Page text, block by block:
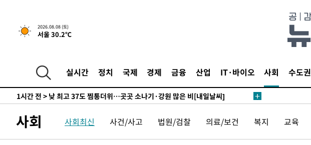
2026.08.08 (토)
서울 30.2℃
실시간 정치 국제 경제 금융 산업 IT·바이오 사회 수도권
↓-5577초 전 >[속보]이 대통령 "부동산 공급 기존 사고방식 매달리지 말고 과감히
실천"
-4662초 전 >이란, "오만과 '중앙 단일 루트' 합의…북쪽 인바운드·남쪽 아웃바운
1시간 전 >[속보]이 대통령, '호우피해' 안동·의성 관할 4개 면 특별재난지역 선포
[단독]중수청 지원 검사들, 정원 초과 시 낮은 계급 임용…희망지 못 갈
수도
1시간 전 > 낮 최고 37도 찜통더위…곳곳 소나기·강원 많은 비[내일날씨]
2시간 전 >
여자배구 이재영·이다영 자매, 아제르바이잔 투란VC 입단
3시간 전 >외국인 심판 성 접대 7경기 들여다보니…한국 축구 '5승 2무'
사회 사회최신 사건/사고 법원/검찰 의료/보건 복지 교육